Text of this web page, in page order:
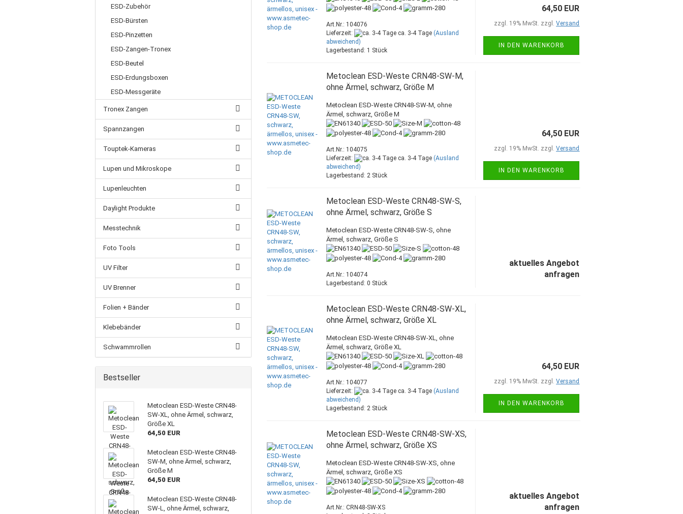
Art.Nr.: 104076
Lieferzeit:
ca. 3-4 Tage (Ausland
abweichend)
Lagerbestand: 1 Stück
64,50 EUR
zzgl. 19% MwSt. zzgl.Versand
IN DEN WARENKORB
Metoclean ESD-Weste CRN48-SW-M,
ohne Ärmel, schwarz, Größe M
Metoclean ESD-Weste CRN48-SW-M, ohne
Ärmel, schwarz, Größe M
Art.Nr.: 104075
Lieferzeit:
ca. 3-4 Tage (Ausland
abweichend)
Lagerbestand: 2 Stück
64,50 EUR
zzgl. 19% MwSt. zzgl.Versand
IN DEN WARENKORB
Metoclean ESD-Weste CRN48-SW-S,
ohne Ärmel, schwarz, Größe S
Metoclean ESD-Weste CRN48-SW-S, ohne
Ärmel, schwarz, Größe S
Art.Nr.: 104074
Lagerbestand: 0 Stück
aktuelles Angebot
anfragen
Metoclean ESD-Weste CRN48-SW-XL,
ohne Ärmel, schwarz, Größe XL
Metoclean ESD-Weste CRN48-SW-XL, ohne
Ärmel, schwarz, Größe XL
Art.Nr.: 104077
Lieferzeit:
ca. 3-4 Tage (Ausland
abweichend)
Lagerbestand: 2 Stück
64,50 EUR
zzgl. 19% MwSt. zzgl.Versand
IN DEN WARENKORB
Metoclean ESD-Weste CRN48-SW-XS,
ohne Ärmel, schwarz, Größe XS
Metoclean ESD-Weste CRN48-SW-XS, ohne
Ärmel, schwarz, Größe XS
Art.Nr.: CRN48-SW-XS
aktuelles Angebot
anfragen
ESD-Zubehör
ESD-Bürsten
ESD-Pinzetten
ESD-Zangen-Tronex
ESD-Beutel
ESD-Erdungsboxen
ESD-Messgeräte
Tronex Zangen
Spannzangen
Touptek-Kameras
Lupen und Mikroskope
Lupenleuchten
Daylight Produkte
Messtechnik
Foto Tools
UV Filter
UV Brenner
Folien + Bänder
Klebebänder
Schwammrollen
Bestseller
Metoclean ESD-Weste CRN48-
SW-XL, ohne Ärmel, schwarz,
Größe XL
64,50 EUR
Metoclean ESD-Weste CRN48-
SW-M, ohne Ärmel, schwarz,
Größe M
64,50 EUR
Metoclean ESD-Weste CRN48-
SW-L, ohne Ärmel, schwarz,